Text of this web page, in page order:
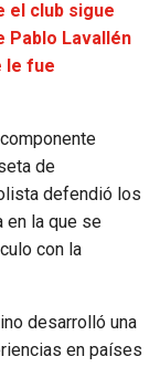
el club sigue
Pablo Lavallén
le fue
de
defendió los
en la que se
con la
desarrolló una
en países